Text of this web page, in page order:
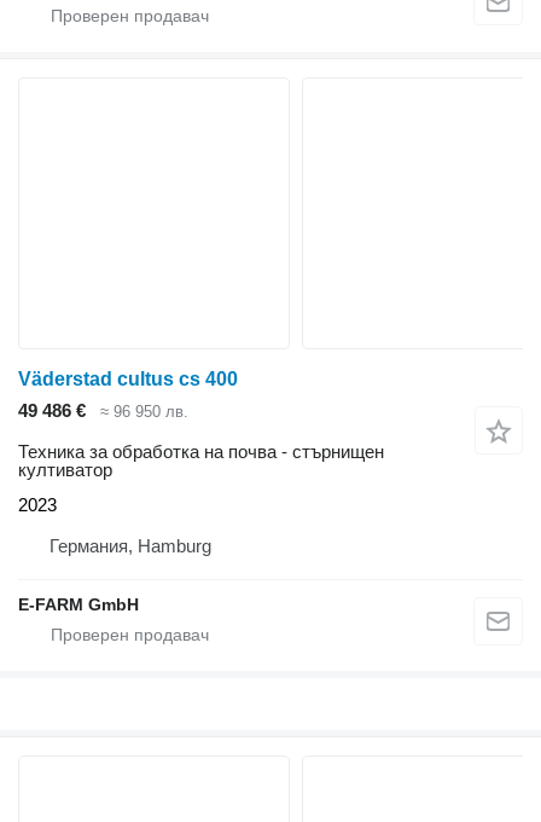
Väderstad cultus cs 400
49 486 €
≈ 96 950 лв.
Техника за обработка на почва - стърнищен
култиватор
2023
Германия, Hamburg
E-FARM GmbH